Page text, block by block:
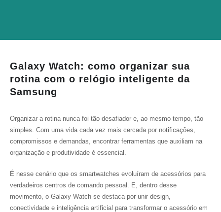
Galaxy Watch: como organizar sua
rotina com o relógio inteligente da
Samsung
Organizar a rotina nunca foi tão desafiador e, ao mesmo tempo, tão
simples. Com uma vida cada vez mais cercada por notificações,
compromissos e demandas, encontrar ferramentas que auxiliam na
organização e produtividade é essencial.
É nesse cenário que os smartwatches evoluíram de acessórios para
verdadeiros centros de comando pessoal. E, dentro desse
movimento, o Galaxy Watch se destaca por unir design,
conectividade e inteligência artificial para transformar o acessório em